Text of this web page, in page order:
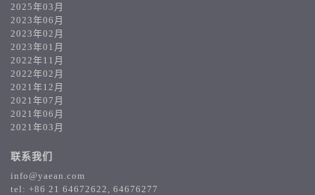
2025年03月
2023年06月
2023年02月
2023年01月
2022年11月
2022年02月
2021年12月
2021年07月
2021年06月
2021年03月
联系我们
info@yaean.com
tel: +86 21 64672622, 64676277